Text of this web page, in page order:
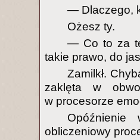
— Dlaczego,
Ożesz ty.
— Co to za
takie prawo, do
Zamilkł.
zaklęta w
w procesorze
Opóźnienie
obliczeniowy